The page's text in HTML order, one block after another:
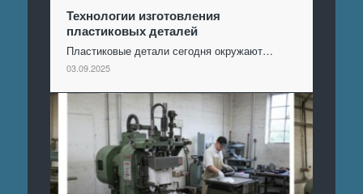
Технологии изготовления
пластиковых деталей
Пластиковые детали сегодня окружают…
03.09.2025